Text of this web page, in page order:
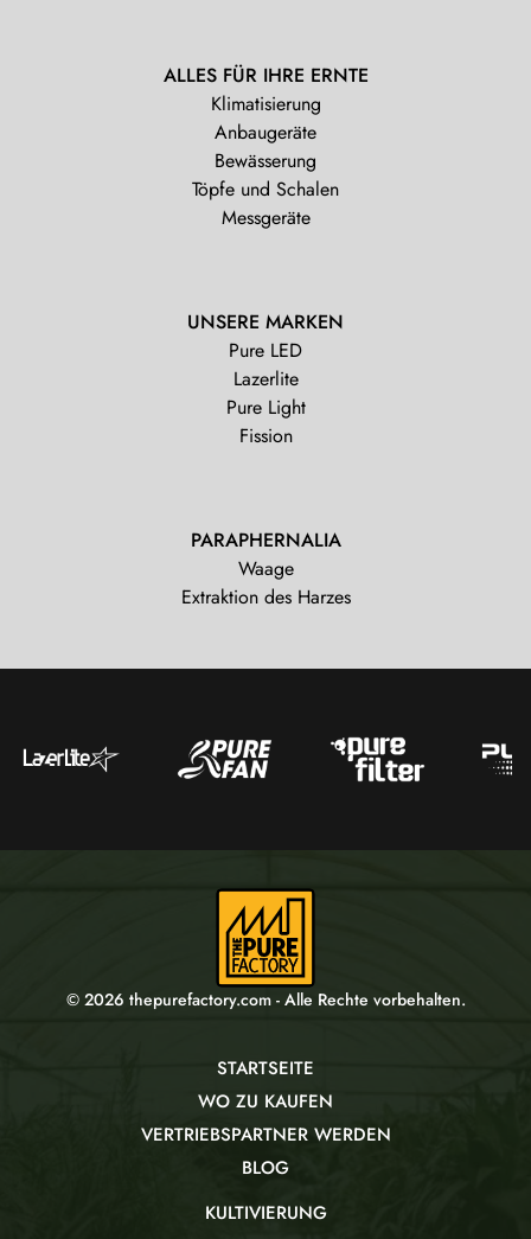
ALLES FÜR IHRE ERNTE
Klimatisierung
Anbaugeräte
Bewässerung
Töpfe und Schalen
Messgeräte
UNSERE MARKEN
Pure LED
Lazerlite
Pure Light
Fission
PARAPHERNALIA
Waage
Extraktion des Harzes
© 2026 thepurefactory.com - Alle Rechte vorbehalten.
STARTSEITE
WO ZU KAUFEN
VERTRIEBSPARTNER WERDEN
BLOG
KULTIVIERUNG